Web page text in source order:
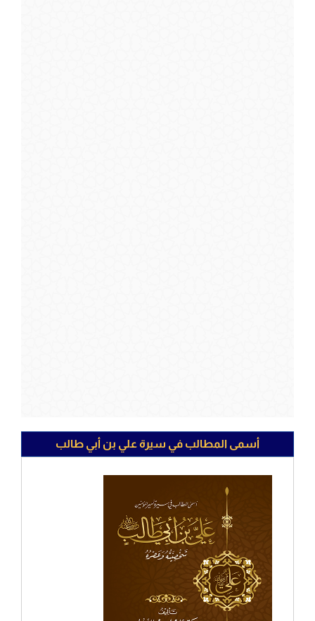
أسمى المطالب في سيرة علي بن أبي طالب